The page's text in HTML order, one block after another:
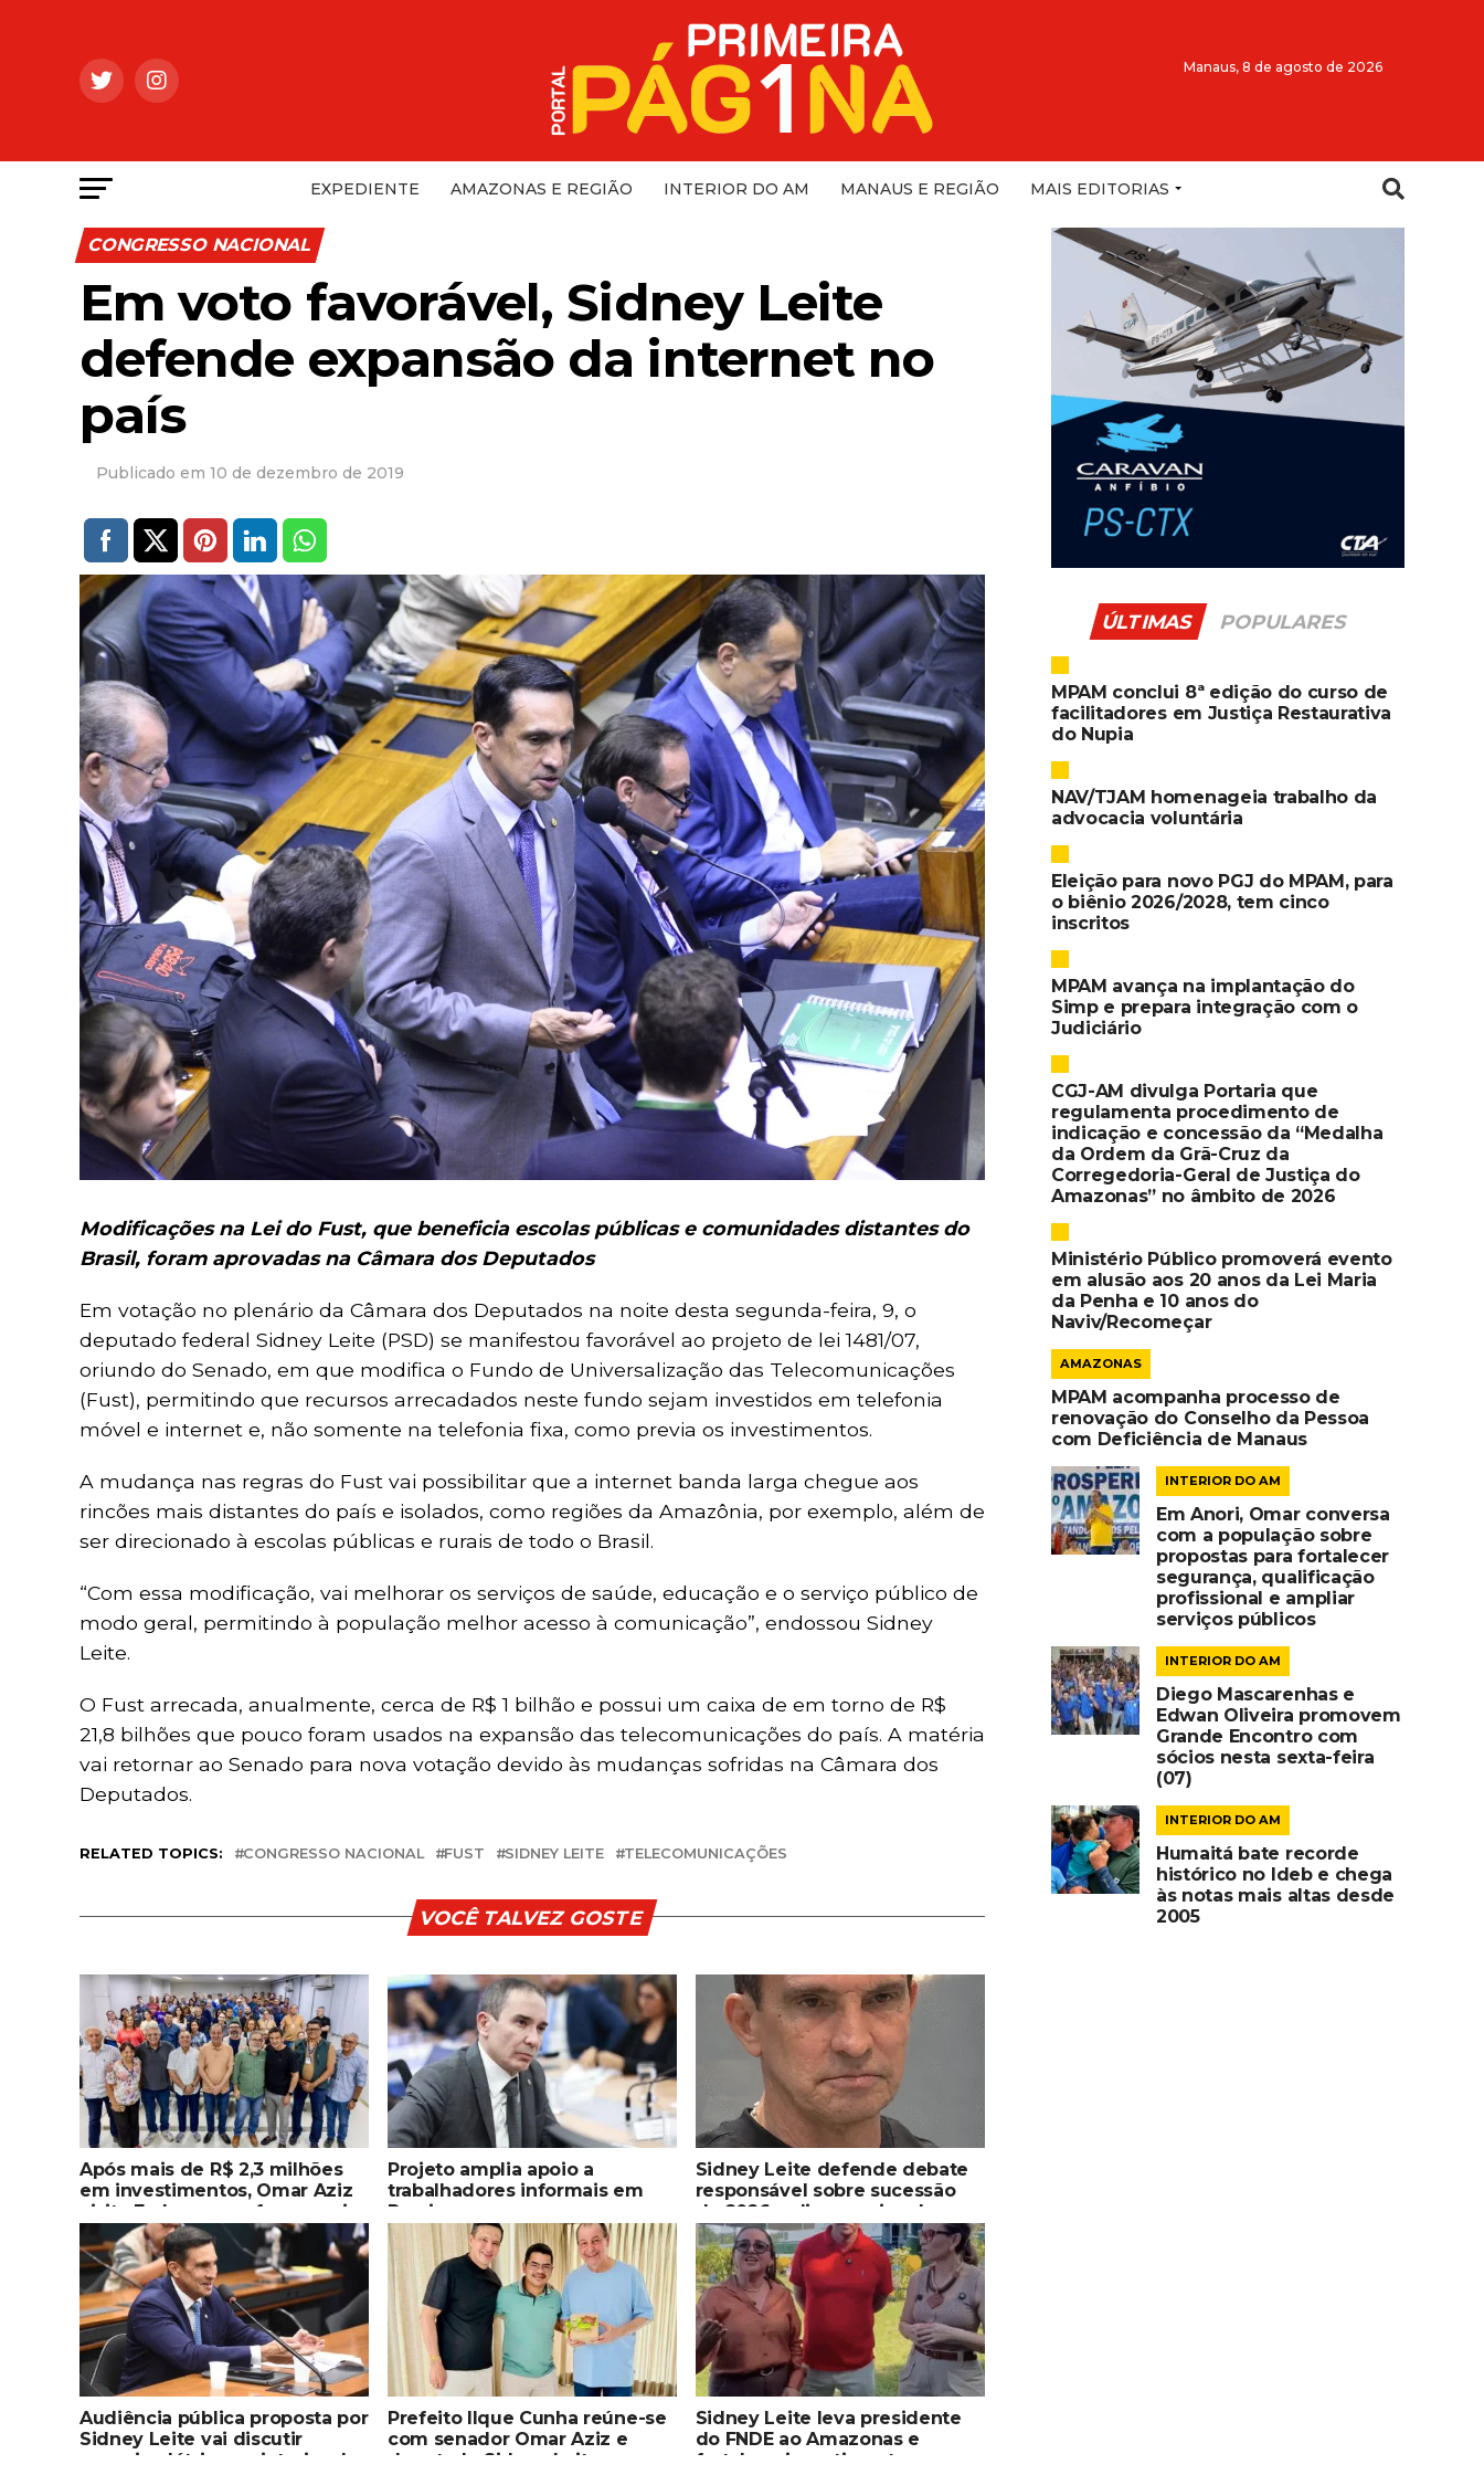
Manaus, 8 de agosto de 2026
EXPEDIENTE AMAZONAS E REGIÃO INTERIOR DO AM MANAUS E REGIÃO MAIS EDITORIAS
CONGRESSO NACIONAL
Em voto favorável, Sidney Leite
defende expansão da internet no
país
10 de dezembro de 2019
Modificações na Lei do Fust, que beneficia escolas públicas e comunidades distantes do
Brasil, foram aprovadas na Câmara dos Deputados
Em votação no plenário da Câmara dos Deputados na noite desta segunda-feira, 9, o
deputado federal Sidney Leite (PSD) se manifestou favorável ao projeto de lei 1481/07,
oriundo do Senado, em que modifica o Fundo de Universalização das Telecomunicações
(Fust), permitindo que recursos arrecadados neste fundo sejam investidos em telefonia
móvel e internet e, não somente na telefonia fixa, como previa os investimentos.
A mudança nas regras do Fust vai possibilitar que a internet banda larga chegue aos
rincões mais distantes do país e isolados, como regiões da Amazônia, por exemplo, além de
ser direcionado à escolas públicas e rurais de todo o Brasil.
“Com essa modificação, vai melhorar os serviços de saúde, educação e o serviço público de
modo geral, permitindo à população melhor acesso à comunicação”, endossou Sidney
Leite.
O Fust arrecada, anualmente, cerca de R$ 1 bilhão e possui um caixa de em torno de R$
21,8 bilhões que pouco foram usados na expansão das telecomunicações do país. A matéria
vai retornar ao Senado para nova votação devido às mudanças sofridas na Câmara dos
Deputados.
RELATED TOPICS: CONGRESSO NACIONAL FUST SIDNEY LEITE TELECOMUNICAÇÕES
VOCÊ TALVEZ GOSTE
Após mais de R$ 2,3 milhões
em investimentos, Omar Aziz
visita Embrapa e reforça apoio
à pesquisa científica no
Amazonas
Projeto amplia apoio a
trabalhadores informais em
Roraima
Sidney Leite defende debate
responsável sobre sucessão
de 2026 e diz que vice de
Omar Aziz precisa ter força
eleitoral em Manaus
Audiência pública proposta por
Sidney Leite vai discutir
energia elétrica no interior do
Prefeito Ilque Cunha reúne-se
com senador Omar Aziz e
deputado Sidney Leite para
Sidney Leite leva presidente
do FNDE ao Amazonas e
fortalece investimentos na
ÚLTIMAS POPULARES
MPAM conclui 8ª edição do curso de
facilitadores em Justiça Restaurativa
do Nupia
NAV/TJAM homenageia trabalho da
advocacia voluntária
Eleição para novo PGJ do MPAM, para
o biênio 2026/2028, tem cinco
inscritos
MPAM avança na implantação do
Simp e prepara integração com o
Judiciário
CGJ-AM divulga Portaria que
regulamenta procedimento de
indicação e concessão da “Medalha
da Ordem da Grã-Cruz da
Corregedoria-Geral de Justiça do
Amazonas” no âmbito de 2026
Ministério Público promoverá evento
em alusão aos 20 anos da Lei Maria
da Penha e 10 anos do
Naviv/Recomeçar
AMAZONAS
MPAM acompanha processo de
renovação do Conselho da Pessoa
com Deficiência de Manaus
INTERIOR DO AM
Em Anori, Omar conversa
com a população sobre
propostas para fortalecer
segurança, qualificação
profissional e ampliar
serviços públicos
INTERIOR DO AM
Diego Mascarenhas e
Edwan Oliveira promovem
Grande Encontro com
sócios nesta sexta-feira
(07)
INTERIOR DO AM
Humaitá bate recorde
histórico no Ideb e chega
às notas mais altas desde
2005